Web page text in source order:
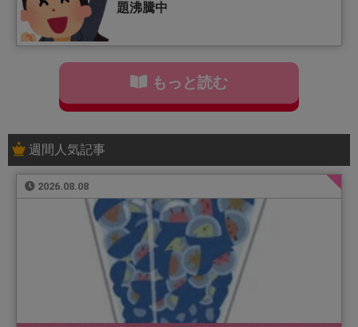
題沸騰中
もっと読む
週間人気記事
2026.08.08